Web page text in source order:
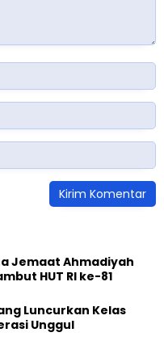
Jemaat Ahmadiyah
HUT RI ke-81
Luncurkan Kelas
Unggul